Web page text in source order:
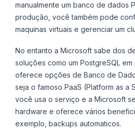
manualmente um banco de dados
produção, você também pode
maquinas virtuais e gerenciar um
No entanto a Microsoft sabe dos
soluções como um PostgreSQL
oferece opções de Banco de
seja o famoso PaaS (Platform as a
você usa o serviço e a Microsoft
hardware e oferece vários
exemplo, backups automaticos.